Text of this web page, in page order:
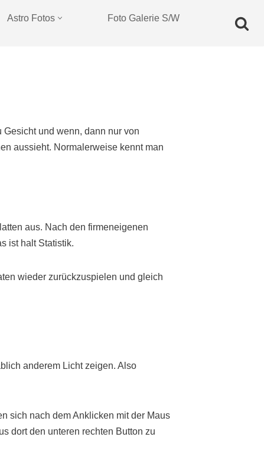
Astro Fotos
Foto Galerie S/W
und wenn, dann nur von
aussieht. Normalerweise kennt man
aus. Nach den firmeneigenen
ist halt Statistik.
wieder zurückzuspielen und gleich
anderem Licht zeigen. Also
sich nach dem Anklicken mit der Maus
dort den unteren rechten Button zu